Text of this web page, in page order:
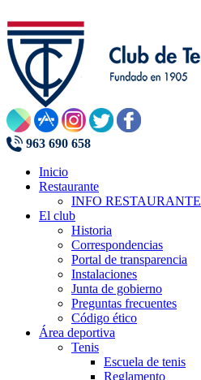
963 690 658
Inicio
Restaurante
INFO RESTAURANTE
El club
Historia
Correspondencias
Portal de transparencia
Instalaciones
Junta de gobierno
Preguntas frecuentes
Código ético
Área deportiva
Tenis
Escuela de tenis
Reglamento